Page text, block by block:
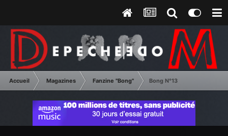
Accueil Magazines Fanzine "Bong" Bong N°13